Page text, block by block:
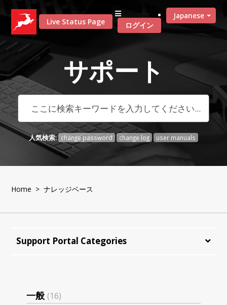
Live Status Page
Japanese
ログイン
サポート
人気検索: change password change log user manuals
Home > ナレッジベース
Support Portal Categories
一般 16